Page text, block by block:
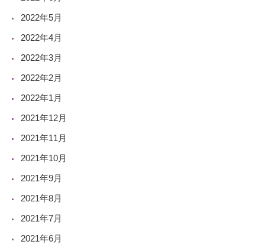
2022年5月
2022年4月
2022年3月
2022年2月
2022年1月
2021年12月
2021年11月
2021年10月
2021年9月
2021年8月
2021年7月
2021年6月